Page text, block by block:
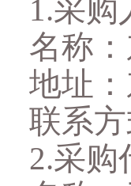
1.采购
名称
地址
联系方
2.采购